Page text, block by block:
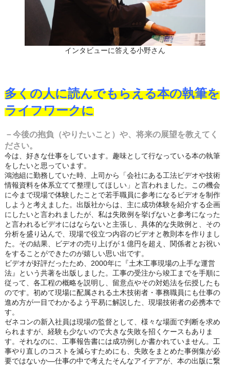
インタビューに答える小野さん
多くの人に読んでもらえる本の執筆を
ライフワークに
－今後の抱負（やりたいこと）や、将来の展望を教えてく
ださい。
今は、好きな仕事をしています。趣味として行なっている本の執筆
をしたいと思っています。
鴻池組に勤務していた時、上司から「会社にある工法ビデオや技術
情報資料を体系立てて整理してほしい」と言われました。この機会
に今まで現場で体験したことで若手職員に参考になるビデオを制作
しようと考えました。出版社からは、主に成功体験を紹介する企画
にしたいと言われましたが、私は失敗例を挙げないと参考になった
と言われるビデオにはならないと主張し、具体的な失敗例と、その
分析を盛り込んで、現場で役立つ内容のビデオと教則本を作りまし
た。その結果、ビデオの売り上げが１億円を超え、関係者とお祝い
をすることができたのが嬉しい思い出です。
ビデオが好評だったため、2000年に『土木工事現場の上手な運営
法』という共著を出版しました。工事の受注から竣工までを手順に
従って、各工程の概略を説明し、留意点やその対処法を伝授したも
のです。初めて現場に配属される土木技術者・事務職員にも仕事の
進め方が一目でわかるよう平易に解説した、現場技術者の必携本で
す。
ゼネコンの新入社員は現場の監督として、様々な場面で判断を求め
られますが、経験も少ないので大きな失敗を招くケースもありま
す。それなのに、工事報告書には成功例しか書かれていません。工
事やり直しのコストを減らすためにも、失敗をまとめた事例集が必
要ではないか―仕事の中で考えたそんなアイデアが、本の出版に繋